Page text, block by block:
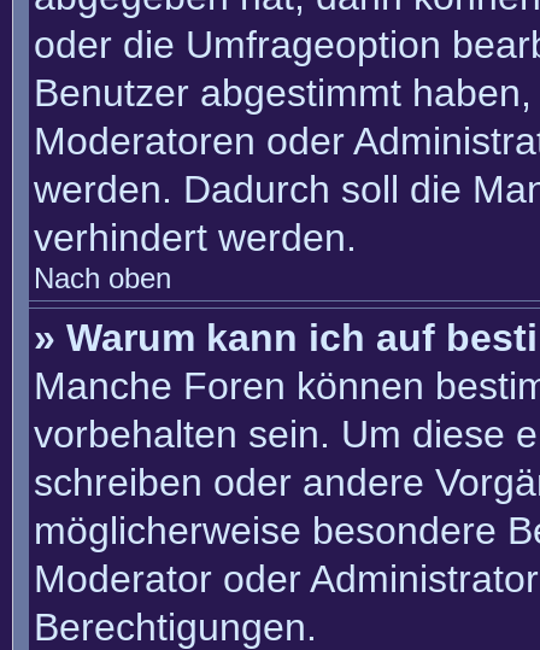
oder die Umfrageoption
Benutzer abgestimmt
Moderatoren oder
werden. Dadurch soll die
verhindert werden.
Nach oben
» Warum kann ich auf
Manche Foren können
vorbehalten sein. Um diese
schreiben oder andere
möglicherweise besondere
Moderator oder
Berechtigungen.